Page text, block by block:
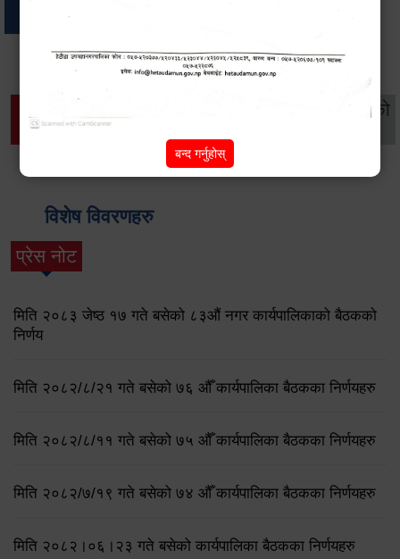
थप विवरणहरु
व्यक्तिगत घटना दर्ता
सूचनाको
विशेष विवरणहरु
प्रेस नोट
मिति २०८३ जेष्ठ १७ गते बसेको ८३औं नगर कार्यपालिकाको बैठकको
निर्णय
मिति २०८२/८/२१ गते बसेको ७६ औँ कार्यपालिका बैठकका निर्णयहरु
मिति २०८२/८/११ गते बसेको ७५ औँ कार्यपालिका बैठकका निर्णयहरु
मिति २०८२/७/१९ गते बसेको ७४ औँ कार्यपालिका बैठकका निर्णयहरु
मिति २०८२।०६।२३ गते बसेको कार्यपालिका बैठकका निर्णयहरु
बन्द गर्नुहोस्